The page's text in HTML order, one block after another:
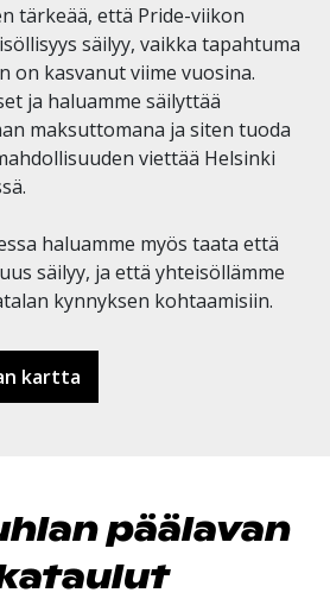
tärkeää, että Pride-viikon
säilyy, vaikka tapahtuma
on kasvanut viime vuosina.
ja haluamme säilyttää
maksuttomana ja siten tuoda
viettää Helsinki
haluamme myös taata että
säilyy, ja että yhteisöllämme
kynnyksen kohtaamisiin.
kartta
päälavan